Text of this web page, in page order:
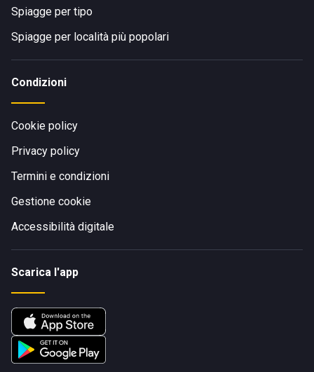
Spiagge per tipo
Spiagge per località più popolari
Condizioni
Cookie policy
Privacy policy
Termini e condizioni
Gestione cookie
Accessibilità digitale
Scarica l'app